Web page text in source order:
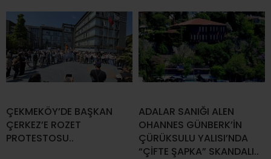
ÇEKMEKÖY’DE BAŞKAN
ÇERKEZ’E ROZET
PROTESTOSU..
ADALAR SANIĞI ALEN
OHANNES GÜNBERK’İN
ÇÜRÜKSULU YALISI’NDA
“ÇİFTE ŞAPKA” SKANDALI..